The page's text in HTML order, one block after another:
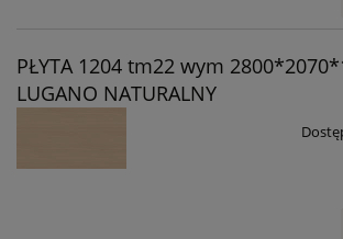
PŁYTA 1204 tm22 wym
LUGANO NATURALNY